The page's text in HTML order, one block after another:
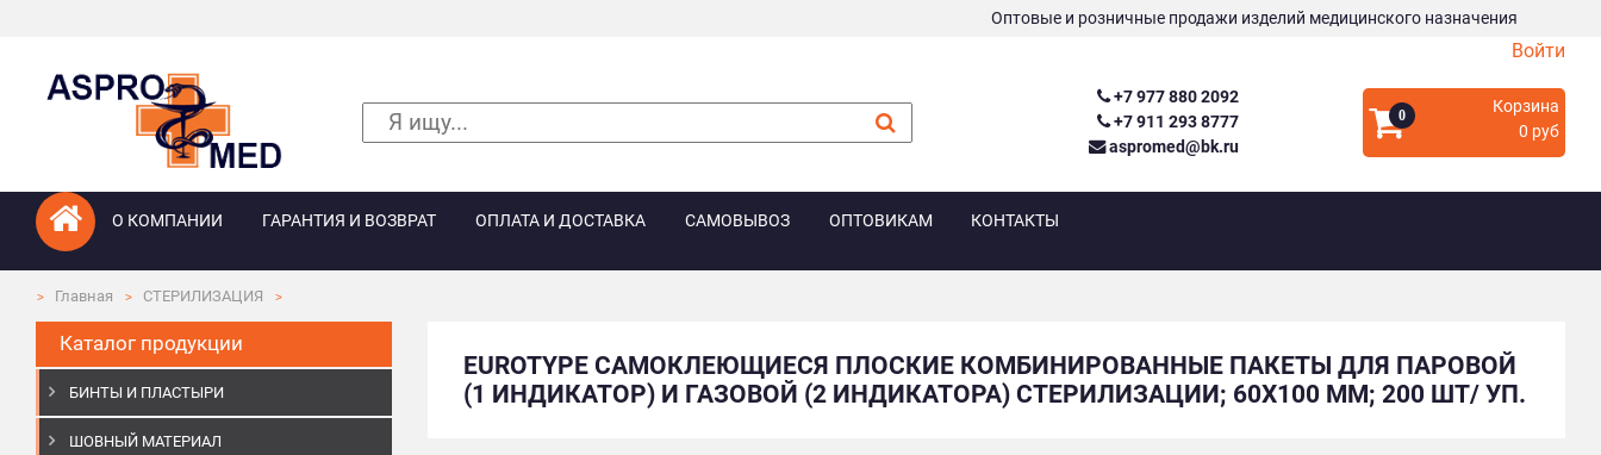
Оптовые и розничные продажи изделий медицинского назначения
Войти
+7 977 880 2092
+7 911 293 8777
aspromed@bk.ru
0
Корзина
0 руб
О КОМПАНИИ ГАРАНТИЯ И ВОЗВРАТ ОПЛАТА И ДОСТАВКА САМОВЫВОЗ ОПТОВИКАМ КОНТАКТЫ
Главная СТЕРИЛИЗАЦИЯ
Каталог продукции
БИНТЫ И ПЛАСТЫРИ
ШОВНЫЙ МАТЕРИАЛ
EUROTYPE САМОКЛЕЮЩИЕСЯ ПЛОСКИЕ КОМБИНИРОВАННЫЕ ПАКЕТЫ ДЛЯ ПАРОВОЙ
(1 ИНДИКАТОР) И ГАЗОВОЙ (2 ИНДИКАТОРА) СТЕРИЛИЗАЦИИ; 60Х100 ММ; 200 ШТ/ УП.